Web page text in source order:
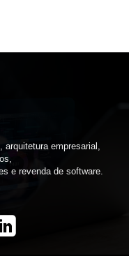
empresarial,
e revenda de software.